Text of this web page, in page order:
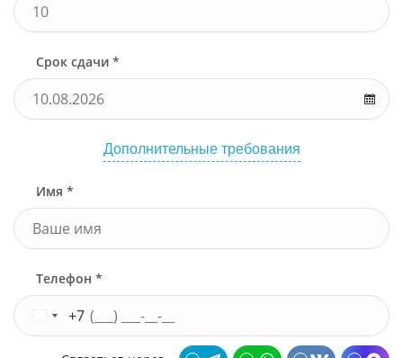
Срок сдачи *
Дополнительные требования
Имя *
Телефон *
+7